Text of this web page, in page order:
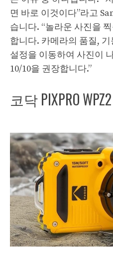
면 바로 이것이다”라고
습니다. “놀라운 사진을
합니다. 카메라의 품질,
설정을 이동하여 사진이
10/10을 권장합니다.”
코닥 PIXPRO WPZ2